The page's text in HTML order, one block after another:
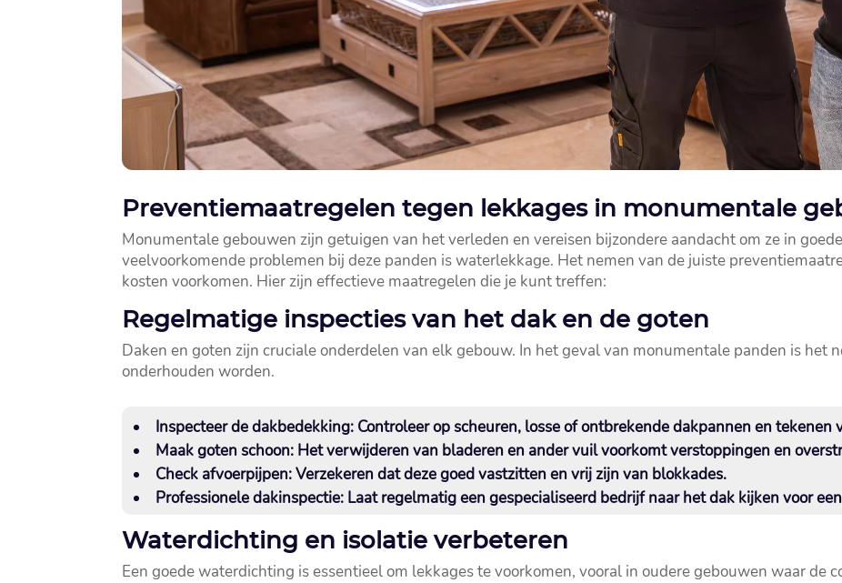
Preventiemaatregelen tegen lekkages in monumentale
Monumentale gebouwen zijn getuigen van het verleden en vereisen bijzondere aandacht om ze in
veelvoorkomende problemen bij deze panden is waterlekkage.​ Het nemen van de juiste
kosten voorkomen.​ Hier zijn effectieve maatregelen die je kunt treffen:
Regelmatige inspecties van het dak en de goten
Daken en goten zijn cruciale onderdelen van elk gebouw.​ In het geval van monumentale panden is het
onderhouden worden.​
Inspecteer de dakbedekking: Controleer op scheuren, losse of ontbrekende dakpannen en tekenen
Maak goten schoon: Het verwijderen van bladeren en ander vuil voorkomt verstoppingen en
Check afvoerpijpen: Verzekeren dat deze goed vastzitten en vrij zijn van blokkades.​
Professionele dakinspectie: Laat regelmatig een gespecialiseerd bedrijf naar het dak kijken voor
Waterdichting en isolatie verbeteren
Een goede waterdichting is essentieel om lekkages te voorkomen, vooral in oudere gebouwen waar de